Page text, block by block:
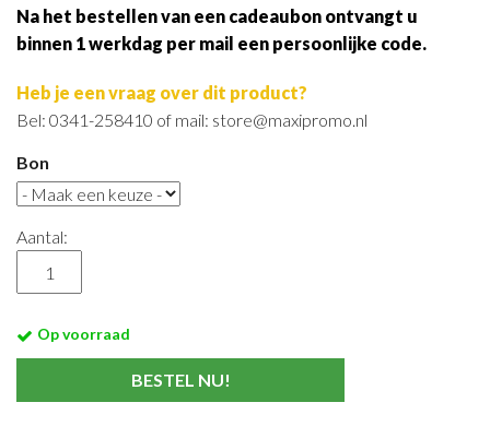
Na het bestellen van een cadeaubon ontvangt u
binnen 1 werkdag per mail een persoonlijke code.
Heb je een vraag over dit product?
Bel: 0341-258410 of mail: store@maxipromo.nl
Bon
Aantal:
Op voorraad